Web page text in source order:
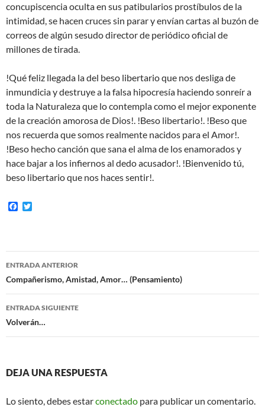
concupiscencia oculta en sus patibularios prostíbulos de la
intimidad, se hacen cruces sin parar y envían cartas al buzón de
correos de algún sesudo director de periódico oficial de
millones de tirada.
!Qué feliz llegada la del beso libertario que nos desliga de
inmundicia y destruye a la falsa hipocresía haciendo sonreír a
toda la Naturaleza que lo contempla como el mejor exponente
de la creación amorosa de Dios!. !Beso libertario!. !Beso que
nos recuerda que somos realmente nacidos para el Amor!.
!Beso hecho canción que sana el alma de los enamorados y
hace bajar a los infiernos al dedo acusador!. !Bienvenido tú,
beso libertario que nos haces sentir!.
F
o
o
e
r
Navegación
de
entradas
ENTRADA ANTERIOR
Compañerismo, Amistad, Amor… (Pensamiento)
ENTRADA SIGUIENTE
Volverán…
DEJA UNA RESPUESTA
Lo siento, debes estarconectado para publicar un comentario.